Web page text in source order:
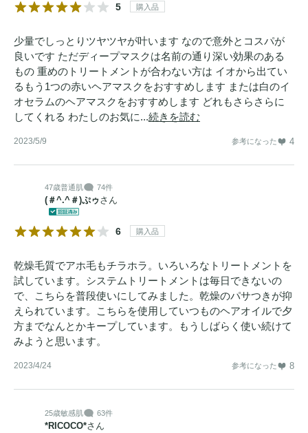
5 購入品
少量でしっとりツヤツヤが叶います なので意外とコスパが
良いです ただディープマスクは名前の通り深い効果のある
もの 重めのトリートメントが合わない方は イオから出てい
るもう1つの赤いヘアマスクをおすすめします または白のイ
オセラムのヘアマスクをおすすめします どれもさらさらに
してくれる わたしのお気に...続きを読む
2023/5/9 参考になった 4
47歳普通肌 74件
(＃^.^＃)ぷゥ さん
6 購入品
乾燥毛質でアホ毛もチラホラ。いろいろなトリートメントを
試しています。システムトリートメントは毎日できないの
で、こちらを普段使いにしてみました。乾燥のパサつきが抑
えられています。こちらを使用していつものヘアオイルで夕
方までなんとかキープしています。もうしばらく使い続けて
みようと思います。
2023/4/24 参考になった 8
25歳敏感肌 63件
*RICOCO*さん